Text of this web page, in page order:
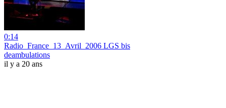
0:14
Radio_France_13_Avril_2006 LGS bis
deambulations
il y a 20 ans